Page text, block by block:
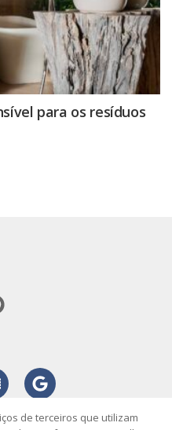
para os resíduos
de terceiros que utilizam